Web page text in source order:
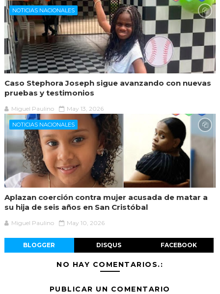
NOTICIAS NACIONALES
Caso Stephora Joseph sigue avanzando con nuevas
pruebas y testimonios
Miguel Paulino May 13, 2026
NOTICIAS NACIONALES
Aplazan coerción contra mujer acusada de matar a
su hija de seis años en San Cristóbal
Miguel Paulino May 10, 2026
BLOGGER DISQUS FACEBOOK
NO HAY COMENTARIOS.:
PUBLICAR UN COMENTARIO